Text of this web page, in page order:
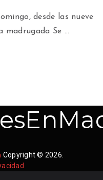
desde las nueve
madrugada Se …
Copyright © 2026.